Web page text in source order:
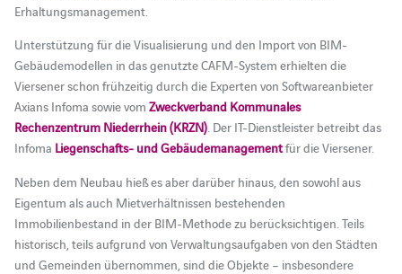
Erhaltungsmanagement.
Unterstützung für die Visualisierung und den Import von BIM-
Gebäudemodellen in das genutzte CAFM-System erhielten die
Viersener schon frühzeitig durch die Experten von Softwareanbieter
Axians Infoma sowie vom Zweckverband Kommunales
Rechenzentrum Niederrhein (KRZN). Der IT-Dienstleister betreibt das
Infoma Liegenschafts- und Gebäudemanagementfür die Viersener.
Neben dem Neubau hieß es aber darüber hinaus, den sowohl aus
Eigentum als auch Mietverhältnissen bestehenden
Immobilienbestand in der BIM-Methode zu berücksichtigen. Teils
historisch, teils aufgrund von Verwaltungsaufgaben von den Städten
und Gemeinden übernommen, sind die Objekte – insbesondere